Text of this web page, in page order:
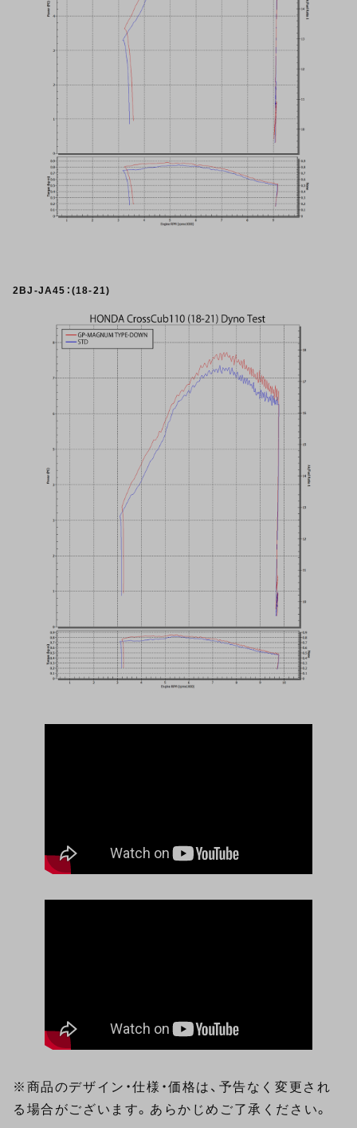
2BJ-JA45：(18-21)
※商品のデザイン・仕様・価格は、予告なく変更され
る場合がございます。あらかじめご了承ください。